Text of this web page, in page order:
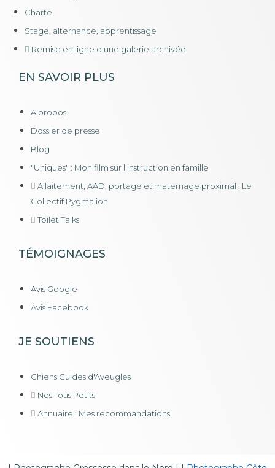
Charte
Stage, alternance, apprentissage
Remise en ligne d'une galerie archivée
EN SAVOIR PLUS
A propos
Dossier de presse
Blog
"Uniques" : Mon film sur l'instruction en famille
Allaitement, AAD, portage et maternage proximal : Le
Collectif Pygmalion
Toilet Talks
TÉMOIGNAGES
Avis Google
Avis Facebook
JE SOUTIENS
Chiens Guides d'Aveugles
Nos Tous Petits
Annuaire : Mes recommandations